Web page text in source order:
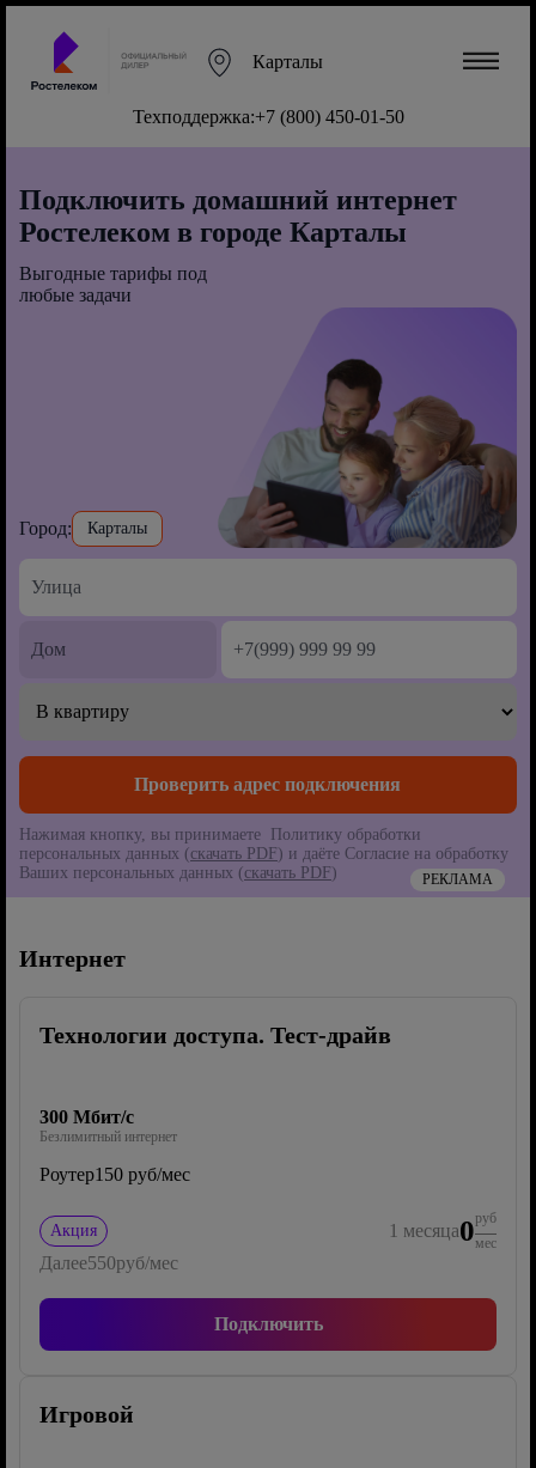
Карталы
Техподдержка:+7 (800) 450-01-50
Подключить домашний интернет
Ростелеком в городе Карталы
Выгодные тарифы под
любые задачи
Город: Карталы
Нажимая кнопку, вы принимаете Политику обработки
персональных данных (скачать PDF) и даёте Согласие на обработку
Ваших персональных данных (скачать PDF) РЕКЛАМА
Интернет
Технологии доступа. Тест-драйв
300 Мбит/с
Безлимитный интернет
Роутер150 руб/мес
Акция 1 месяца0руб
мес
Далее550руб/мес
Подключить
Игровой